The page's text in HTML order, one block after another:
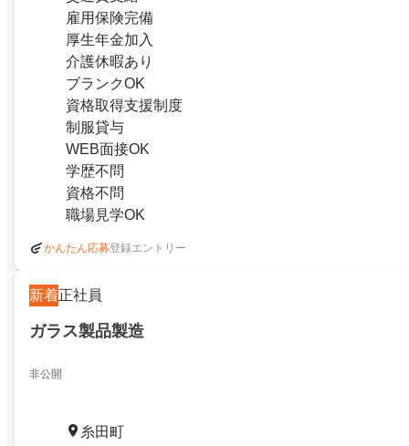
雇用保険完備
厚生年金加入
介護休暇あり
ブランクOK
資格取得支援制度
制服貸与
WEB面接OK
学歴不問
資格不問
職場見学OK
かんたん応募登録エントリー
新着正社員
ガラス製品製造
非公開
糸田町